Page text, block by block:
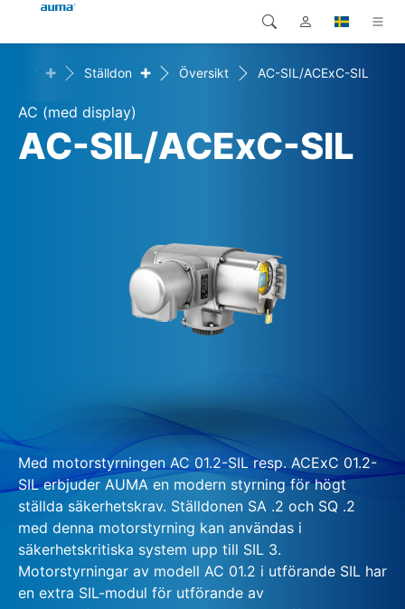
Produkter
Lösningar
Global
Europa
Sök
+ Ställdon + Översikt AC-SIL/ACExC-SIL
AC (med display)
AC-SIL/ACExC-SIL
Med motorstyrningen AC 01.2-SIL resp. ACExC 01.2-
SIL erbjuder AUMA en modern styrning för högt
ställda säkerhetskrav. Ställdonen SA .2 och SQ .2
med denna motorstyrning kan användas i
säkerhetskritiska system upp till SIL 3.
Motorstyrningar av modell AC 01.2 i utförande SIL har
en extra SIL-modul för utförande av